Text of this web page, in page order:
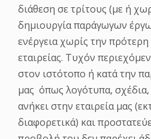
διάθεση σε τρίτους (με ή
δημιουργία παράγωγων
ενέργεια χωρίς την
εταιρείας. Τυχόν
στον ιστότοπο ή κατά την
μας όπως λογότυπα,
ανήκει στην εταιρεία μας
διαφορετικά) και